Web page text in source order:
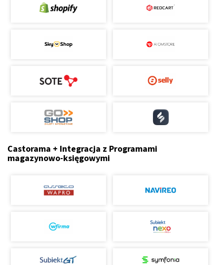
Castorama + Integracja z Programami
magazynowo-księgowymi